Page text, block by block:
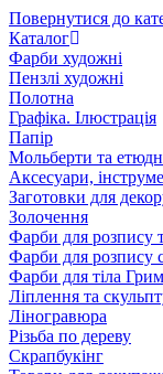
Повернутися до
Каталог
Фарби художні
Пензлі художні
Полотна
Графіка. Ілюстрація
Папір
Мольберти та
Аксесуари,
Заготовки для
Золочення
Фарби для розпису
Фарби для розпису
Фарби для тіла
Ліплення та
Ліногравюра
Різьба по дереву
Скрапбукінг